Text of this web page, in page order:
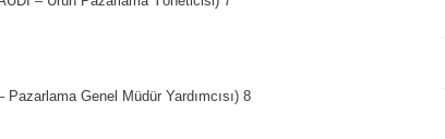
Genel Müdür Yardımcısı) 8